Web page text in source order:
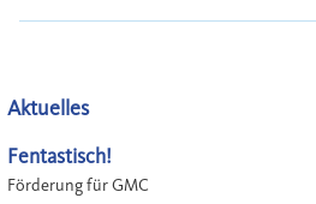
Aktuelles
Fentastisch!
Förderung für GMC